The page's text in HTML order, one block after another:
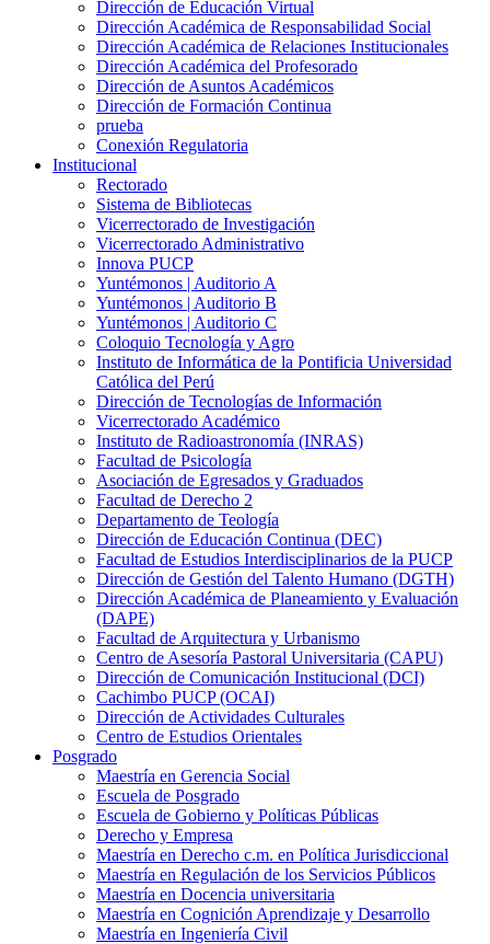
Dirección de Educación Virtual
Dirección Académica de Responsabilidad Social
Dirección Académica de Relaciones Institucionales
Dirección Académica del Profesorado
Dirección de Asuntos Académicos
Dirección de Formación Continua
prueba
Conexión Regulatoria
Institucional
Rectorado
Sistema de Bibliotecas
Vicerrectorado de Investigación
Vicerrectorado Administrativo
Innova PUCP
Yuntémonos | Auditorio A
Yuntémonos | Auditorio B
Yuntémonos | Auditorio C
Coloquio Tecnología y Agro
Instituto de Informática de la Pontificia Universidad
Católica del Perú
Dirección de Tecnologías de Información
Vicerrectorado Académico
Instituto de Radioastronomía (INRAS)
Facultad de Psicología
Asociación de Egresados y Graduados
Facultad de Derecho 2
Departamento de Teología
Dirección de Educación Continua (DEC)
Facultad de Estudios Interdisciplinarios de la PUCP
Dirección de Gestión del Talento Humano (DGTH)
Dirección Académica de Planeamiento y Evaluación
(DAPE)
Facultad de Arquitectura y Urbanismo
Centro de Asesoría Pastoral Universitaria (CAPU)
Dirección de Comunicación Institucional (DCI)
Cachimbo PUCP (OCAI)
Dirección de Actividades Culturales
Centro de Estudios Orientales
Posgrado
Maestría en Gerencia Social
Escuela de Posgrado
Escuela de Gobierno y Políticas Públicas
Derecho y Empresa
Maestría en Derecho c.m. en Política Jurisdiccional
Maestría en Regulación de los Servicios Públicos
Maestría en Docencia universitaria
Maestría en Cognición Aprendizaje y Desarrollo
Maestría en Ingeniería Civil